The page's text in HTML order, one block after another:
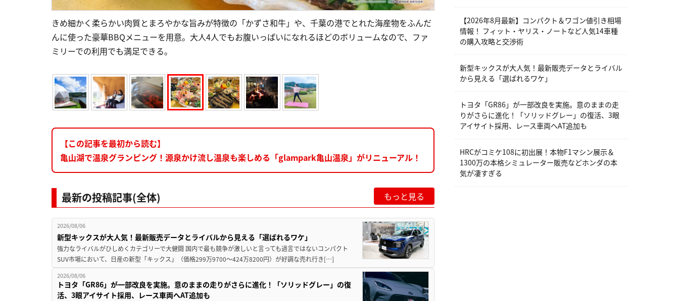
きめ細かく柔らかい肉質とまろやかな旨みが特徴の「かずさ和牛」や、千葉の港でとれた海産物をふんだ
んに使った豪華BBQメニューを用意。大人4人でもお腹いっぱいになれるほどのボリュームなので、ファ
ミリーでの利用でも満足できる。
【この記事を最初から読む】
亀山湖で温泉グランピング！源泉かけ流し温泉も楽しめる「glampark亀山温泉」がリニューアル！
最新の投稿記事(全体) もっと見る
2026/08/06
新型キックスが大人気！最新販売データとライバルから見える「選ばれるワケ」
強力なライバルがひしめくカテゴリーで大健闘 国内で最も競争が激しいと言っても過言ではないコンパクト
SUV市場において、日産の新型「キックス」（価格299万9700～424万8200円）が好調な売れ行き[…]
2026/08/06
トヨタ「GR86」が一部改良を実施。意のままの走りがさらに進化！「ソリッドグレー」の復
活、3眼アイサイト採用、レース車両へAT追加も
【2026年8月最新】コンパクト＆ワゴン値引き相場
情報！ フィット・ヤリス・ノートなど人気14車種
の購入攻略と交渉術
新型キックスが大人気！最新販売データとライバル
から見える「選ばれるワケ」
トヨタ「GR86」が一部改良を実施。意のままの走
りがさらに進化！「ソリッドグレー」の復活、3眼
アイサイト採用、レース車両へAT追加も
HRCがコミケ108に初出展！本物F1マシン展示＆
1300万の本格シミュレーター販売などホンダの本
気が凄すぎる